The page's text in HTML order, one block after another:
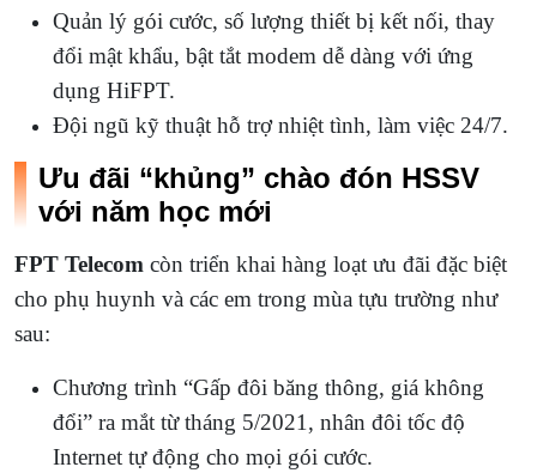
Quản lý gói cước, số lượng thiết bị kết nối, thay
đổi mật khẩu, bật tắt modem dễ dàng với ứng
dụng HiFPT.
Đội ngũ kỹ thuật hỗ trợ nhiệt tình, làm việc 24/7.
Ưu đãi “khủng” chào đón HSSV
với năm học mới
FPT Telecom còn triển khai hàng loạt ưu đãi đặc biệt
cho phụ huynh và các em trong mùa tựu trường như
sau:
Chương trình “Gấp đôi băng thông, giá không
đổi” ra mắt từ tháng 5/2021, nhân đôi tốc độ
Internet tự động cho mọi gói cước.